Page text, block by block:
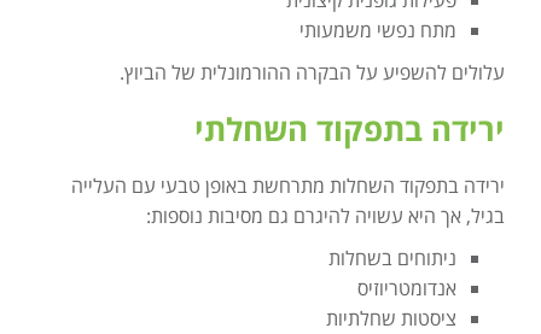
מתח נפשי משמעותי
עלולים להשפיע על הבקרה ההורמונלית של הביוץ.
ירידה בתפקוד השחלתי
ירידה בתפקוד השחלות מתרחשת באופן טבעי עם העלייה
בגיל, אך היא עשויה להיגרם גם מסיבות נוספות:
ניתוחים בשחלות
אנדומטריוזיס
ציסטות שחלתיות